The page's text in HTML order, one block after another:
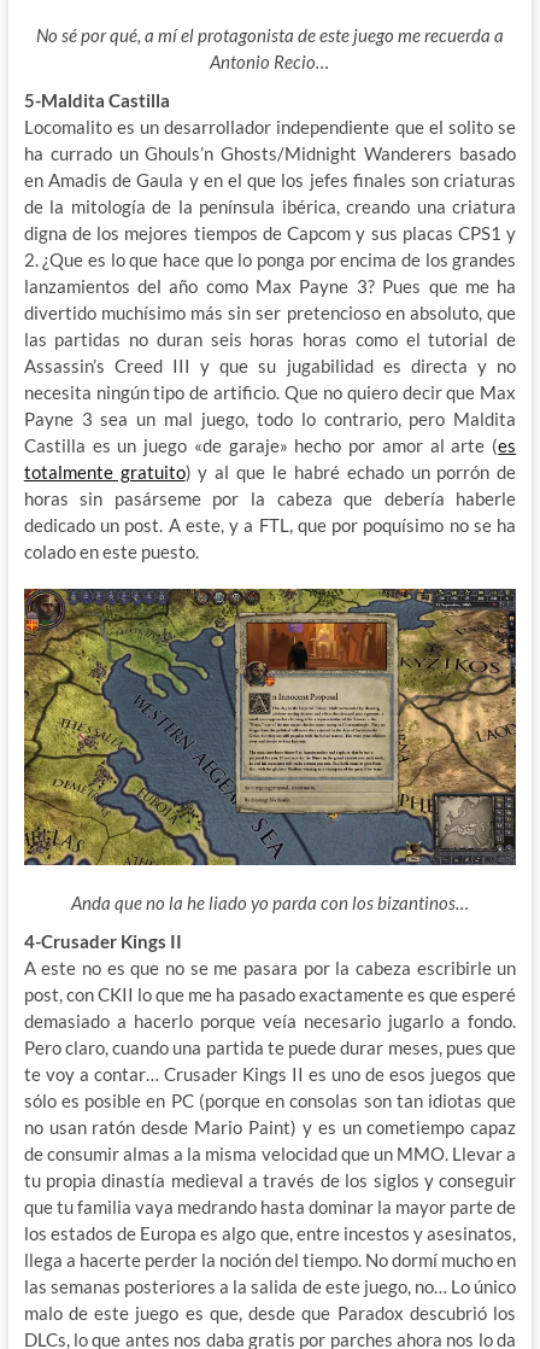
No sé por qué, a mí el protagonista de este juego me recuerda a
Antonio Recio…
5-Maldita Castilla
Locomalito es un desarrollador independiente que el solito se
ha currado un Ghouls’n Ghosts/Midnight Wanderers basado
en Amadis de Gaula y en el que los jefes finales son criaturas
de la mitología de la península ibérica, creando una criatura
digna de los mejores tiempos de Capcom y sus placas CPS1 y
2. ¿Que es lo que hace que lo ponga por encima de los grandes
lanzamientos del año como Max Payne 3? Pues que me ha
divertido muchísimo más sin ser pretencioso en absoluto, que
las partidas no duran seis horas horas como el tutorial de
Assassin’s Creed III y que su jugabilidad es directa y no
necesita ningún tipo de artificio. Que no quiero decir que Max
Payne 3 sea un mal juego, todo lo contrario, pero Maldita
Castilla es un juego «de garaje» hecho por amor al arte (es
totalmente gratuito) y al que le habré echado un porrón de
horas sin pasárseme por la cabeza que debería haberle
dedicado un post. A este, y a FTL, que por poquísimo no se ha
colado en este puesto.
Anda que no la he liado yo parda con los bizantinos…
4-Crusader Kings II
A este no es que no se me pasara por la cabeza escribirle un
post, con CKII lo que me ha pasado exactamente es que esperé
demasiado a hacerlo porque veía necesario jugarlo a fondo.
Pero claro, cuando una partida te puede durar meses, pues que
te voy a contar… Crusader Kings II es uno de esos juegos que
sólo es posible en PC (porque en consolas son tan idiotas que
no usan ratón desde Mario Paint) y es un cometiempo capaz
de consumir almas a la misma velocidad que un MMO. Llevar a
tu propia dinastía medieval a través de los siglos y conseguir
que tu familia vaya medrando hasta dominar la mayor parte de
los estados de Europa es algo que, entre incestos y asesinatos,
llega a hacerte perder la noción del tiempo. No dormí mucho en
las semanas posteriores a la salida de este juego, no… Lo único
malo de este juego es que, desde que Paradox descubrió los
DLCs, lo que antes nos daba gratis por parches ahora nos lo da